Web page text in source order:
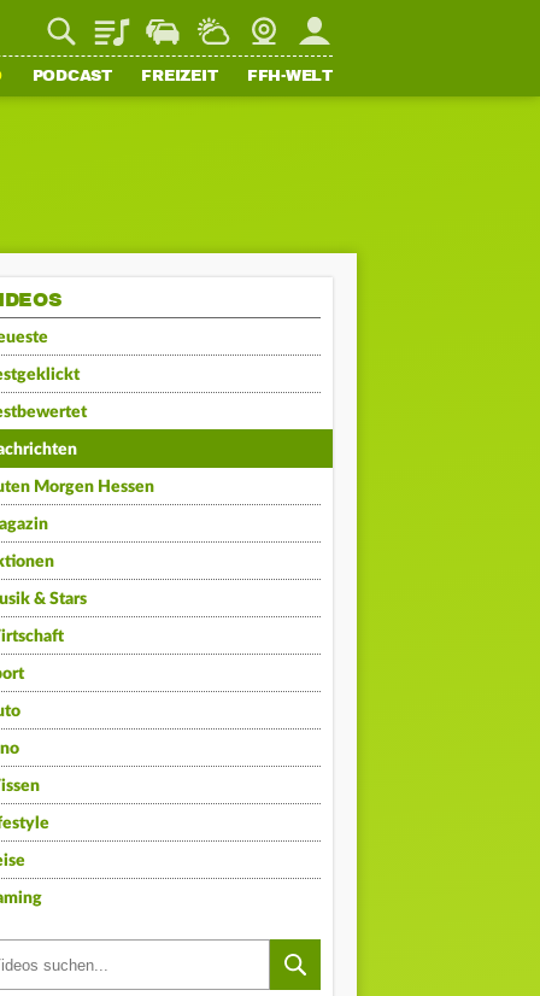
PlaylistStaupilotWetterWebcamMein FFH
PODCAST FREIZEIT FFH-WELT
Morgen Hessen
& Stars